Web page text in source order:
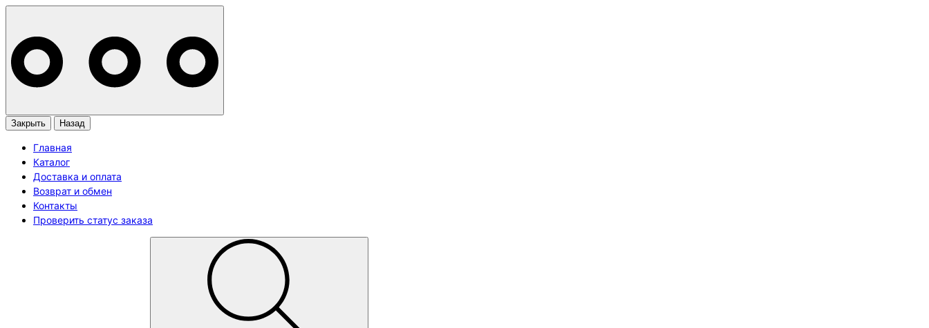
Закрыть Назад
Главная
Каталог
Доставка и оплата
Возврат и обмен
Контакты
Проверить статус заказа